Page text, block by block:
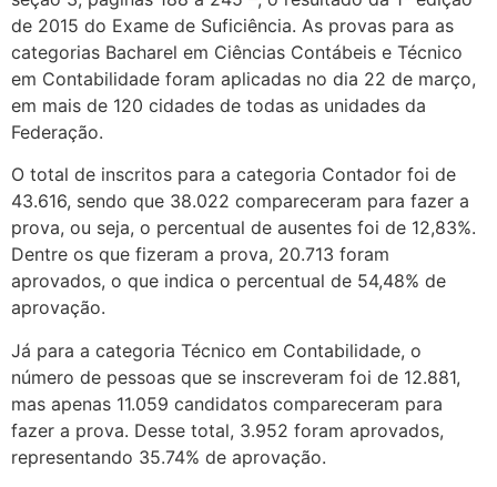
de 2015 do Exame de Suficiência. As provas para as
categorias Bacharel em Ciências Contábeis e Técnico
em Contabilidade foram aplicadas no dia 22 de março,
em mais de 120 cidades de todas as unidades da
Federação.
O total de inscritos para a categoria Contador foi de
43.616, sendo que 38.022 compareceram para fazer a
prova, ou seja, o percentual de ausentes foi de 12,83%.
Dentre os que fizeram a prova, 20.713 foram
aprovados, o que indica o percentual de 54,48% de
aprovação.
Já para a categoria Técnico em Contabilidade, o
número de pessoas que se inscreveram foi de 12.881,
mas apenas 11.059 candidatos compareceram para
fazer a prova. Desse total, 3.952 foram aprovados,
representando 35.74% de aprovação.